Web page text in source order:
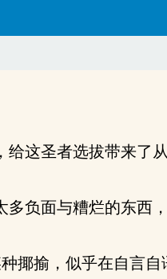
这圣者选拔带来了
多负面与糟烂的东
揶揄，似乎在自言自